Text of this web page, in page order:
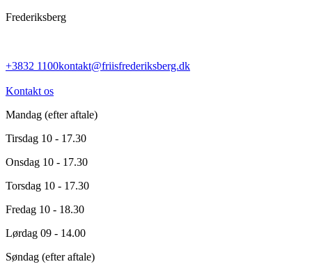
Frederiksberg
+3832 1100kontakt@friisfrederiksberg.dk
Kontakt os
Mandag (efter aftale)
Tirsdag 10 - 17.30
Onsdag 10 - 17.30
Torsdag 10 - 17.30
Fredag 10 - 18.30
Lørdag 09 - 14.00
Søndag (efter aftale)